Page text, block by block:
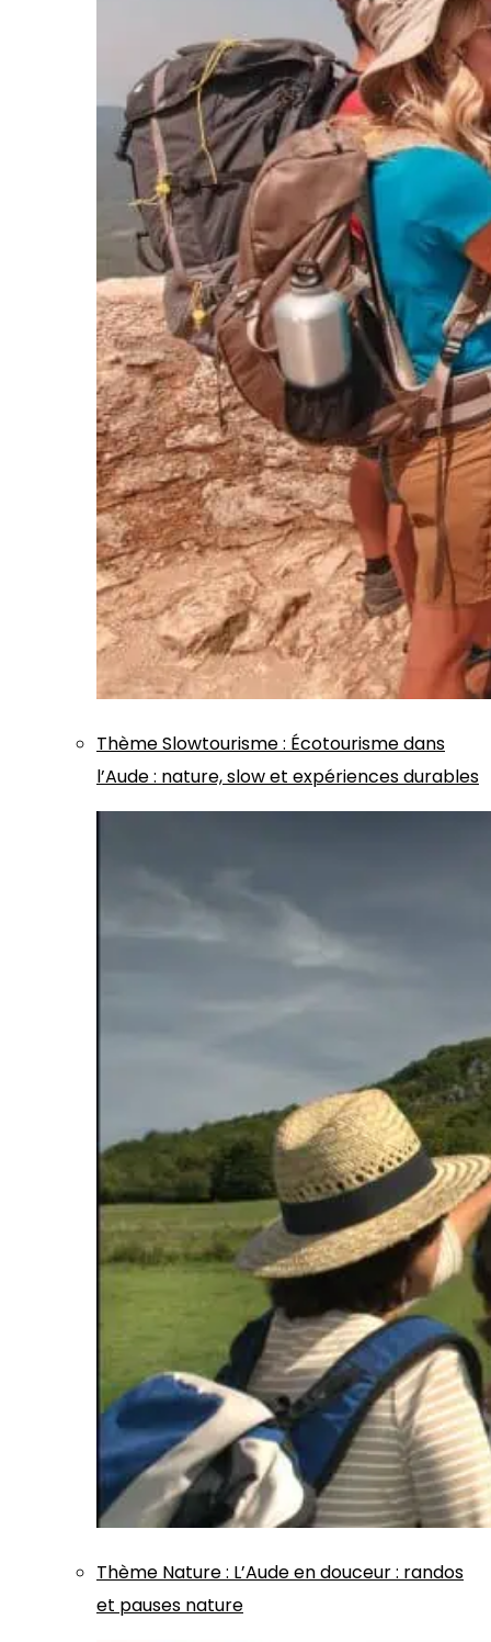
ThèmeSlowtourisme: Écotourisme dans
l’Aude : nature, slow et expériences durables
Thème Nature: L’Aude en douceur : randos
et pauses nature